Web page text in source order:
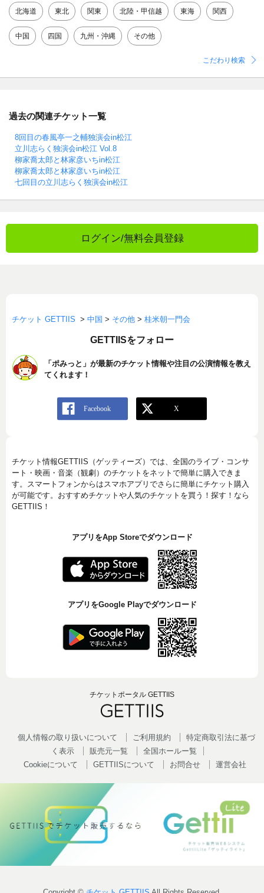
北海道 東北 関東 北陸・甲信越 東海 関西
中国 四国 九州・沖縄 その他
こだわり検索
過去の関連チケット一覧
8回目の春風亭一之輔独演会in松江
立川志らく独演会in松江 Vol.8
柳家喬太郎と林家彦いちin松江
柳家喬太郎と林家彦いちin松江
七回目の立川志らく独演会in松江
ログイン/無料会員登録
チケット GETTIIS > 中国 > その他 > 桂米朝一門会
GETTIISをフォロー
「ポみっと」が最新のチケット情報や注目の公演情報を教え
てくれます！
チケット情報GETTIIS（ゲッティーズ）では、全国のライブ・コンサ
ート・映画・音楽（観劇）のチケットをネットで簡単に購入できま
す。スマートフォンからはスマホアプリでさらに簡単にチケット購入
が可能です。おすすめチケットや人気のチケットを買う！探す！なら
GETTIIS！
アプリをApp Storeでダウンロード
アプリをGoogle Playでダウンロード
チケットポータル GETTIIS
個人情報の取り扱いについて ご利用規約
特定商取引法に基づ
く表示
販売元一覧
全国ホールー覧
Cookieについて
GETTIISについて お問合せ 運営会社